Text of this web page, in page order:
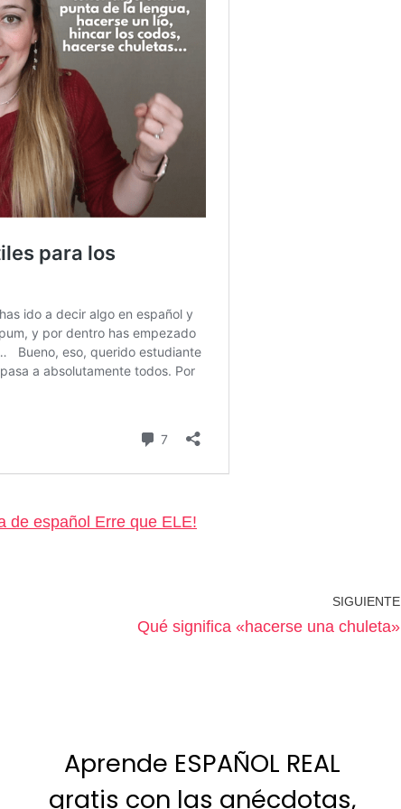
de español Erre que ELE!
SIGUIENTE
Qué significa «hacerse una chuleta»
Aprende ESPAÑOL REAL
gratis con las anécdotas,